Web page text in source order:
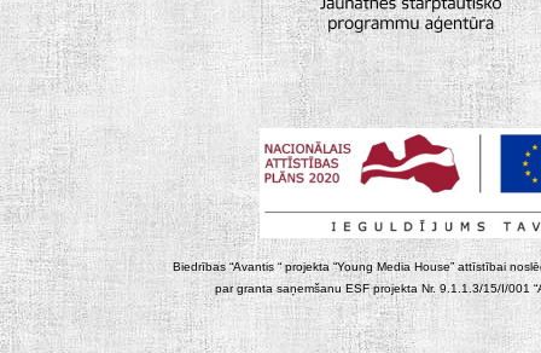
Biedrības “Avantis “ projekta “Young Media House” attīstībai
par granta saņemšanu ESF projekta Nr. 9.1.1.3/15/I/001